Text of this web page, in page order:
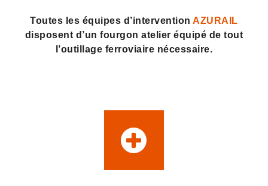
Toutes les équipes d’interventionAZURAIL
disposent d’un fourgon atelier équipé de tout
l’outillage ferroviaire nécessaire.